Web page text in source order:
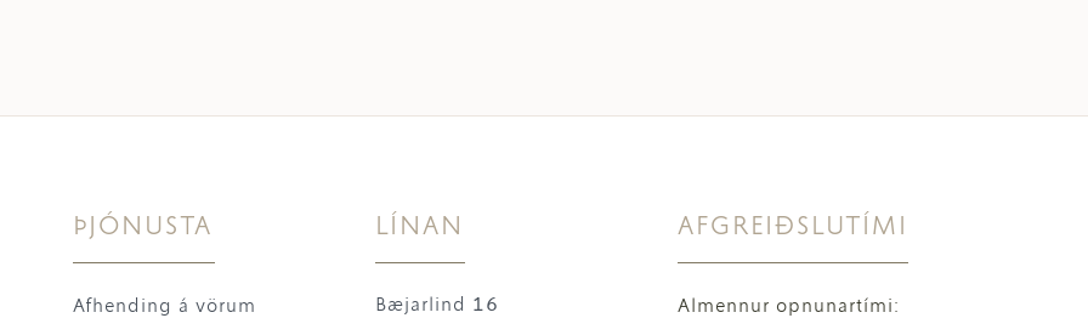
ÞJÓNUSTA
Afhending á vörum
LÍNAN
Bæjarlind 16
AFGREIÐSLUTÍMI
Almennur opnunartími: